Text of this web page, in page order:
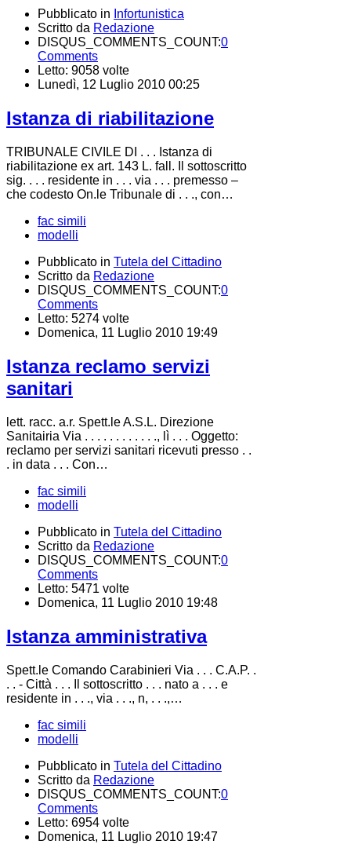
Pubblicato in Infortunistica
Scritto da Redazione
DISQUS_COMMENTS_COUNT:0
Comments
Letto: 9058 volte
Lunedì, 12 Luglio 2010 00:25
Istanza di riabilitazione
TRIBUNALE CIVILE DI . . . Istanza di
riabilitazione ex art. 143 L. fall. Il sottoscritto
sig. . . . residente in . . . via . . . premesso –
che codesto On.le Tribunale di . . ., con…
fac simili
modelli
Pubblicato in Tutela del Cittadino
Scritto da Redazione
DISQUS_COMMENTS_COUNT:0
Comments
Letto: 5274 volte
Domenica, 11 Luglio 2010 19:49
Istanza reclamo servizi
sanitari
lett. racc. a.r. Spett.le A.S.L. Direzione
Sanitairia Via . . . . . . . . . . . ., lì . . . Oggetto:
reclamo per servizi sanitari ricevuti presso . .
. in data . . . Con…
fac simili
modelli
Pubblicato in Tutela del Cittadino
Scritto da Redazione
DISQUS_COMMENTS_COUNT:0
Comments
Letto: 5471 volte
Domenica, 11 Luglio 2010 19:48
Istanza amministrativa
Spett.le Comando Carabinieri Via . . . C.A.P. .
. . - Città . . . Il sottoscritto . . . nato a . . . e
residente in . . ., via . . ., n, . . .,…
fac simili
modelli
Pubblicato in Tutela del Cittadino
Scritto da Redazione
DISQUS_COMMENTS_COUNT:0
Comments
Letto: 6954 volte
Domenica, 11 Luglio 2010 19:47